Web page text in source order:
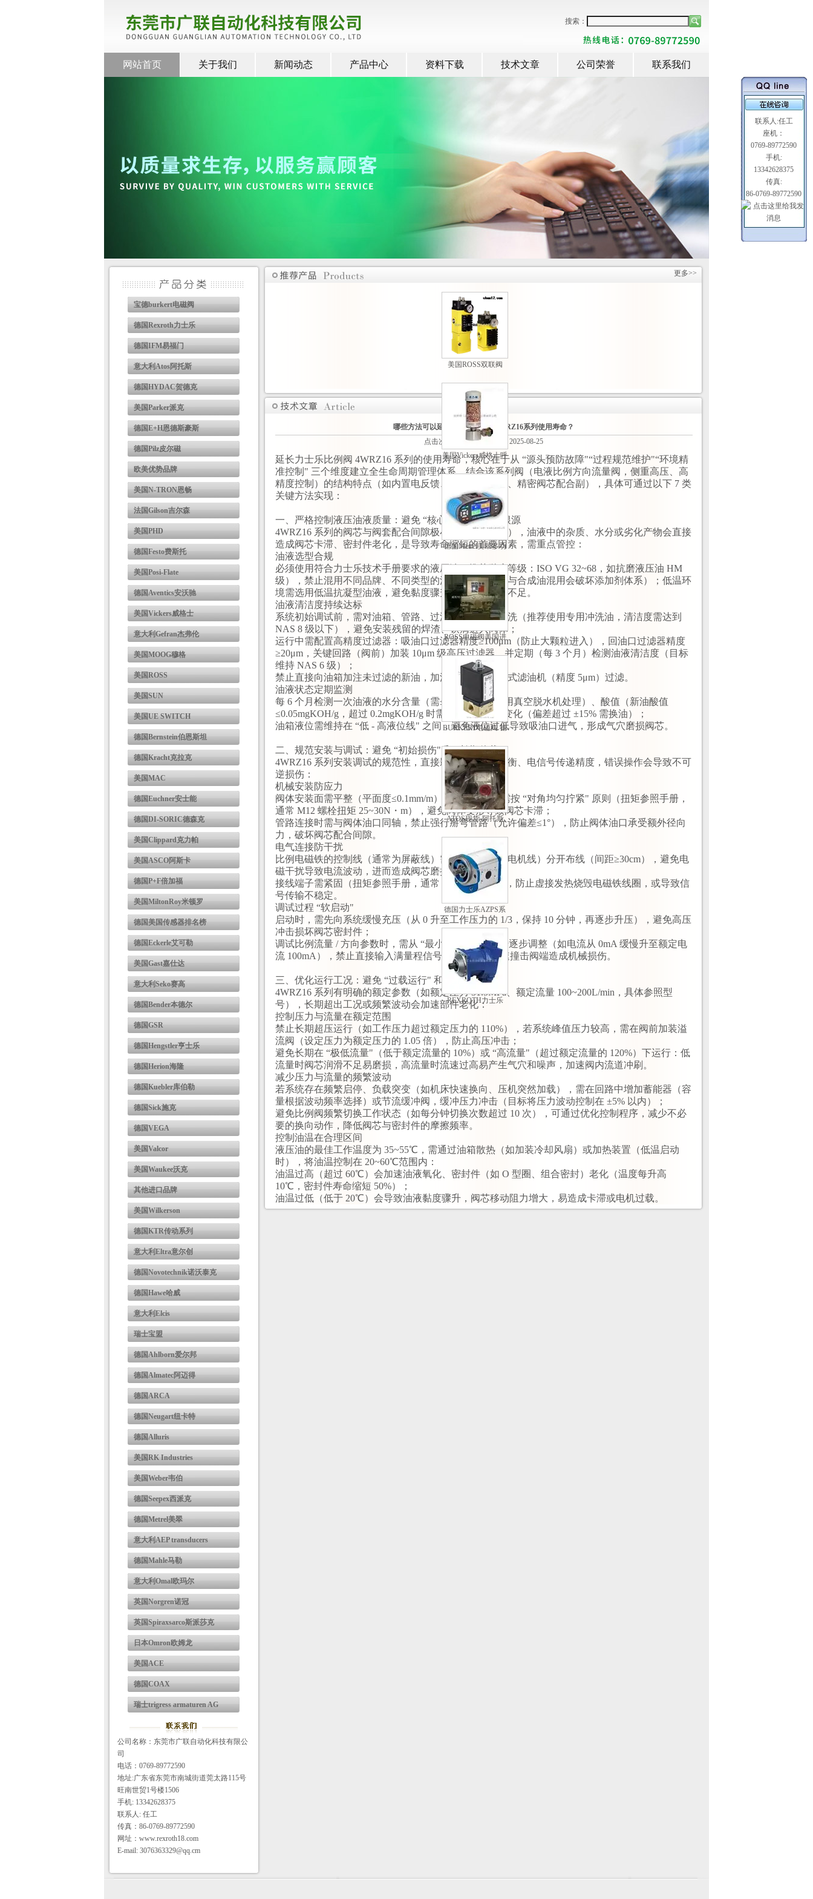
搜索：
网站首页 关于我们 新闻动态 产品中心 资料下载 技术文章 公司荣誉 联系我们
宝德burkert电磁阀
德国Rexroth力士乐
德国IFM易福门
意大利Atos阿托斯
德国HYDAC贺德克
美国Parker派克
德国E+H恩德斯豪斯
德国Pilz皮尔磁
欧美优势品牌
美国N-TRON恩畅
法国Gilson吉尔森
美国PHD
德国Festo费斯托
美国Posi-Flate
德国Aventics安沃驰
美国Vickers威格士
意大利Gefran杰弗伦
美国MOOG穆格
美国ROSS
美国SUN
美国UE SWITCH
德国Bernstein伯恩斯坦
德国Kracht克拉克
美国MAC
德国Euchner安士能
德国DI-SORIC德森克
美国Clippard克力帕
美国ASCO阿斯卡
德国P+F倍加福
美国MiltonRoy米顿罗
德国美国传感器排名榜
德国Eckerle艾可勒
美国Gast嘉仕达
意大利Seko赛高
德国Bender本德尔
德国GSR
德国Hengstler亨士乐
德国Herion海隆
德国Kuebler库伯勒
德国Sick施克
德国VEGA
美国Valcor
美国Waukee沃克
其他进口品牌
美国Wilkerson
德国KTR传动系列
意大利Eltra意尔创
德国Novotechnik诺沃泰克
德国Hawe哈威
意大利Elcis
瑞士宝盟
德国Ahlborn爱尔邦
德国Almatec阿迈得
德国ARCA
德国Neugart纽卡特
德国Alluris
美国RK Industries
美国Weber韦伯
德国Seepex西派克
德国Metrel美翠
意大利AEP transducers
德国Mahle马勒
意大利Omal欧玛尔
英国Norgren诺冠
英国Spiraxsarco斯派莎克
日本Omron欧姆龙
美国ACE
德国COAX
瑞士trigress armaturen AG
公司名称：东莞市广联自动化科技有限公
司
电话：0769-89772590
地址:广东省东莞市南城街道莞太路115号
旺南世贸1号楼1506
手机: 13342628375
联系人: 任工
传真：86-0769-89772590
网址：www.rexroth18.com
E-mail: 3076363329@qq.cm
更多>>
美国ROSS双联阀
卖
美国Vickers威格士呼
吸过滤器现货供应
德国Metrel美翠多功
ROSS电磁阀美国进
口 型号齐全 *
BURKERT电磁阀 德
ATOS现货-阿托斯
德国力士乐AZPS系
列外啮合齿轮泵
REXROTH力士乐
变量泵
哪些方法可以延长力士乐比例阀4WRZ16系列使用寿命？
点击次数：421 更新时间：2025-08-25
延长力士乐比例阀 4WRZ16 系列的使用寿命，核心在于从 “源头预防故障"“过程规范维护"“环境精
准控制" 三个维度建立全生命周期管理体系，结合该系列阀（电液比例方向流量阀，侧重高压、高
精度控制）的结构特点（如内置电反馈、先导控制单元、精密阀芯配合副），具体可通过以下 7 类
关键方法实现：
一、严格控制液压油液质量：避免 “核心部件磨损" 的根源
4WRZ16 系列的阀芯与阀套配合间隙极小（通常微米级），油液中的杂质、水分或劣化产物会直接
造成阀芯卡滞、密封件老化，是导致寿命缩短的首要因素，需重点管控：
油液选型合规
必须使用符合力士乐技术手册要求的液压油（推荐黏度等级：ISO VG 32~68，如抗磨液压油 HM
级），禁止混用不同品牌、不同类型的油液（如矿物油与合成油混用会破坏添加剂体系）；低温环
境需选用低温抗凝型油液，避免黏度骤升导致阀芯润滑不足。
油液清洁度持续达标
系统初始调试前，需对油箱、管路、过滤器进行循环冲洗（推荐使用专用冲洗油，清洁度需达到
NAS 8 级以下），避免安装残留的焊渣、铁屑进入阀体；
运行中需配置高精度过滤器：吸油口过滤器精度≥100μm（防止大颗粒进入），回油口过滤器精度
≥20μm，关键回路（阀前）加装 10μm 级高压过滤器，并定期（每 3 个月）检测油液清洁度（目标
维持 NAS 6 级）；
禁止直接向油箱加注未过滤的新油，加油前需通过便携式滤油机（精度 5μm）过滤。
油液状态定期监测
每 6 个月检测一次油液的水分含量（需≤0.1%，超过时用真空脱水机处理）、酸值（新油酸值
≤0.05mgKOH/g，超过 0.2mgKOH/g 时需换油）、黏度变化（偏差超过 ±15% 需换油）；
油箱液位需维持在 “低 - 高液位线" 之间，避免液位过低导致吸油口进气，形成气穴磨损阀芯。
二、规范安装与调试：避免 “初始损伤" 和 “长期偏载"
4WRZ16 系列安装调试的规范性，直接影响阀芯受力平衡、电信号传递精度，错误操作会导致不可
逆损伤：
机械安装防应力
阀体安装面需平整（平面度≤0.1mm/m），螺栓紧固时需按 “对角均匀拧紧" 原则（扭矩参照手册，
通常 M12 螺栓扭矩 25~30N・m），避免阀体变形导致阀芯卡滞；
管路连接时需与阀体油口同轴，禁止强行掰弯管路（允许偏差≤1°），防止阀体油口承受额外径向
力，破坏阀芯配合间隙。
电气连接防干扰
比例电磁铁的控制线（通常为屏蔽线）需与动力线（如电机线）分开布线（间距≥30cm），避免电
磁干扰导致电流波动，进而造成阀芯磨损；
接线端子需紧固（扭矩参照手册，通常 0.5~0.8N・m），防止虚接发热烧毁电磁铁线圈，或导致信
号传输不稳定。
调试过程 “软启动"
启动时，需先向系统缓慢充压（从 0 升至工作压力的 1/3，保持 10 分钟，再逐步升压），避免高压
冲击损坏阀芯密封件；
调试比例流量 / 方向参数时，需从 “最小控制信号" 开始逐步调整（如电流从 0mA 缓慢升至额定电
流 100mA），禁止直接输入满量程信号，防止阀芯快速撞击阀端造成机械损伤。
三、优化运行工况：避免 “过载运行" 和 “频繁冲击"
4WRZ16 系列有明确的额定参数（如额定压力 31.5MPa、额定流量 100~200L/min，具体参照型
号），长期超出工况或频繁波动会加速部件老化：
控制压力与流量在额定范围
禁止长期超压运行（如工作压力超过额定压力的 110%），若系统峰值压力较高，需在阀前加装溢
流阀（设定压力为额定压力的 1.05 倍），防止高压冲击；
避免长期在 “极低流量"（低于额定流量的 10%）或 “高流量"（超过额定流量的 120%）下运行：低
流量时阀芯润滑不足易磨损，高流量时流速过高易产生气穴和噪声，加速阀内流道冲刷。
减少压力与流量的频繁波动
若系统存在频繁启停、负载突变（如机床快速换向、压机突然加载），需在回路中增加蓄能器（容
量根据波动频率选择）或节流缓冲阀，缓冲压力冲击（目标将压力波动控制在 ±5% 以内）；
避免比例阀频繁切换工作状态（如每分钟切换次数超过 10 次），可通过优化控制程序，减少不必
要的换向动作，降低阀芯与密封件的摩擦频率。
控制油温在合理区间
液压油的最佳工作温度为 35~55℃，需通过油箱散热（如加装冷却风扇）或加热装置（低温启动
时），将油温控制在 20~60℃范围内：
油温过高（超过 60℃）会加速油液氧化、密封件（如 O 型圈、组合密封）老化（温度每升高
10℃，密封件寿命缩短 50%）；
油温过低（低于 20℃）会导致油液黏度骤升，阀芯移动阻力增大，易造成卡滞或电机过载。
联系人:任工
座机：
0769-89772590
手机:
13342628375
传真:
86-0769-89772590